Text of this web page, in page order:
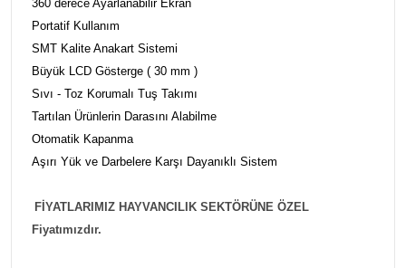
360 derece Ayarlanabilir Ekran
Portatif Kullanım
SMT Kalite Anakart Sistemi
Büyük LCD Gösterge ( 30 mm )
Sıvı - Toz Korumalı Tuş Takımı
Tartılan Ürünlerin Darasını Alabilme
Otomatik Kapanma
Aşırı Yük ve Darbelere Karşı Dayanıklı Sistem
FİYATLARIMIZ HAYVANCILIK SEKTÖRÜNE ÖZEL
Fiyatımızdır.